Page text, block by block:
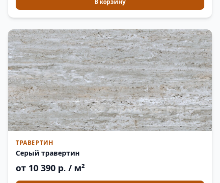
ТРАВЕРТИН
Серый травертин
от 10 390 р. / м²